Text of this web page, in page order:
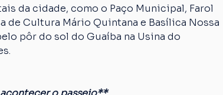
da cidade, como o Paço Municipal, Farol
de Cultura Mário Quintana e Basílica Nossa
pôr do sol do Guaíba na Usina do